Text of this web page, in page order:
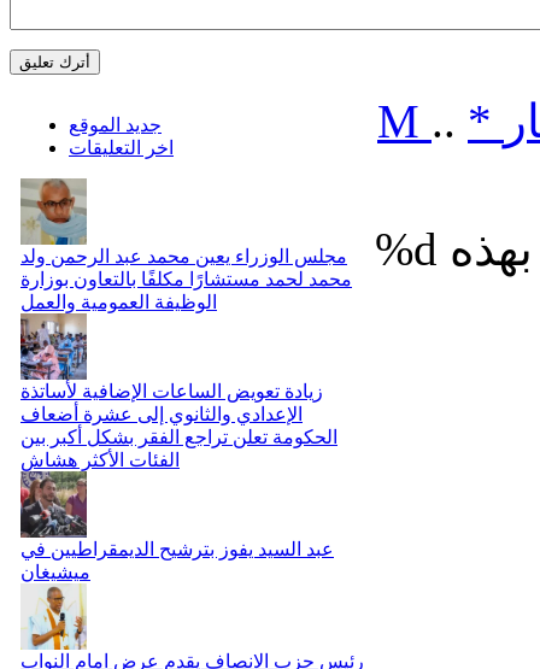
جديد الموقع
اخر التعليقات
مجلس الوزراء يعين محمد عبد الرحمن ولد
محمد لحمد مستشارًا مكلفًا بالتعاون بوزارة
الوظيفة العمومية والعمل
زيادة تعويض الساعات الإضافية لأساتذة
الإعدادي والثانوي إلى عشرة أضعاف
الحكومة تعلن تراجع الفقر بشكل أكبر بين
الفئات الأكثر هشاش
عبد السيد يفوز بترشيح الديمقراطيين في
ميشيغان
رئيس حزب الانصاف يقدم عرض امام النواب
M .. *
%d